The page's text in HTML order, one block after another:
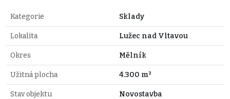
Kategorie Sklady
Lokalita Lužec nad Vltavou
Okres Mělník
Užitná plocha 4.300 m²
Stav objektu Novostavba